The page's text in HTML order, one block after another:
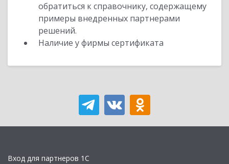
обратиться к справочнику, содержащему
примеры внедренных партнерами
решений.
Наличие у фирмы сертификата
Вход для партнеров 1С